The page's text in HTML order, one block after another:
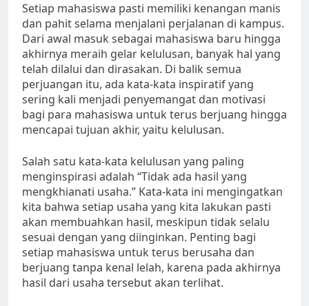
Setiap mahasiswa pasti memiliki kenangan manis
dan pahit selama menjalani perjalanan di kampus.
Dari awal masuk sebagai mahasiswa baru hingga
akhirnya meraih gelar kelulusan, banyak hal yang
telah dilalui dan dirasakan. Di balik semua
perjuangan itu, ada kata-kata inspiratif yang
sering kali menjadi penyemangat dan motivasi
bagi para mahasiswa untuk terus berjuang hingga
mencapai tujuan akhir, yaitu kelulusan.
Salah satu kata-kata kelulusan yang paling
menginspirasi adalah “Tidak ada hasil yang
mengkhianati usaha.” Kata-kata ini mengingatkan
kita bahwa setiap usaha yang kita lakukan pasti
akan membuahkan hasil, meskipun tidak selalu
sesuai dengan yang diinginkan. Penting bagi
setiap mahasiswa untuk terus berusaha dan
berjuang tanpa kenal lelah, karena pada akhirnya
hasil dari usaha tersebut akan terlihat.